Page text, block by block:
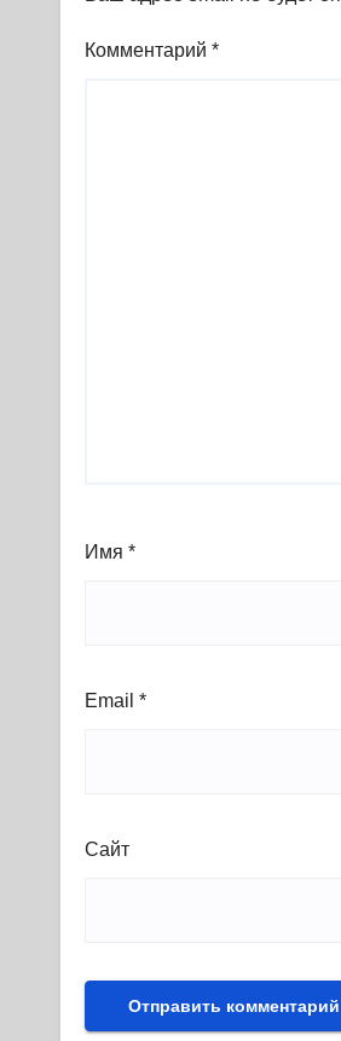
Комментарий *
Имя *
Email *
Сайт